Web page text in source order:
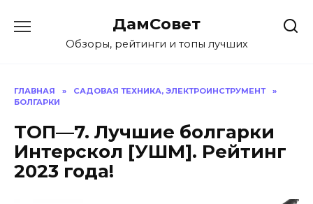
содержанию
ДамСовет
Обзоры, рейтинги и топы лучших
ГЛАВНАЯ » САДОВАЯ ТЕХНИКА, ЭЛЕКТРОИНСТРУМЕНТ
»
БОЛГАРКИ
ТОП—7. Лучшие болгарки
Интерскол [УШМ]. Рейтинг
2023 года!